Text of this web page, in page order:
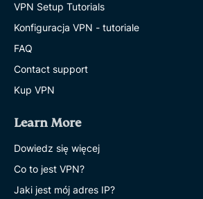
VPN Setup Tutorials
Konfiguracja VPN - tutoriale
FAQ
Contact support
Kup VPN
Learn More
Dowiedz się więcej
Co to jest VPN?
Jaki jest mój adres IP?